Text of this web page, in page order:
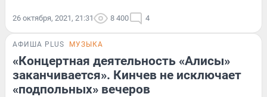
26 октября, 2021, 21:31 8 400 4
АФИША PLUS МУЗЫКА
«Концертная деятельность «Алисы»
заканчивается». Кинчев не исключает
«подпольных» вечеров